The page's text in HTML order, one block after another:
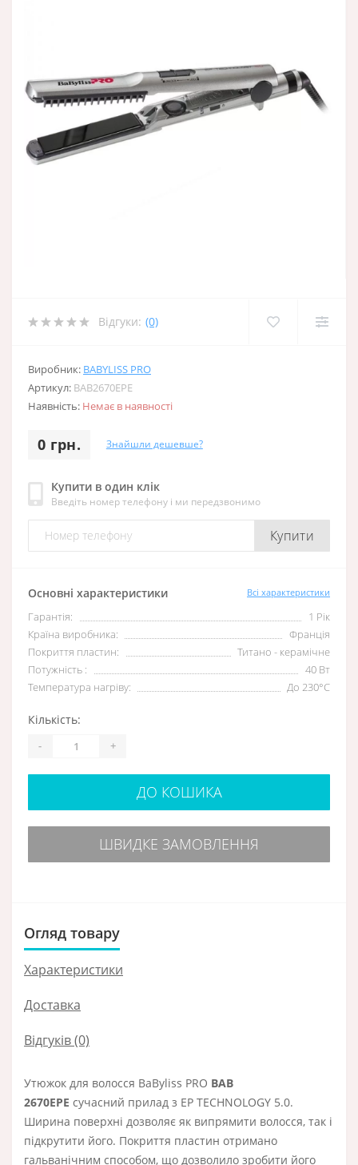
Відгуки: (0)
Виробник: BABYLISS PRO
Артикул: BAB2670EPE
Наявність: Немає в наявності
0 грн. Знайшли дешевше?
Купити в один клік
Введіть номер телефону і ми передзвонимо
Купити
Основні характеристики Всі характеристики
Гарантія:
1 Рік
Країна виробника:
Франція
Покриття пластин:
Титано - керамічне
Потужність :
40 Вт
Температура нагріву:
До 230°C
Кількість:
- +
ДО КОШИКА
ШВИДКЕ ЗАМОВЛЕННЯ
Огляд товару
Характеристики
Доставка
Відгуків (0)
Утюжок для волосся BaByliss PRO BAB
2670EPE сучасний прилад з EP TECHNOLOGY 5.0.
Ширина поверхні дозволяє як випрямити волосся, так і
підкрутити його. Покриття пластин отримано
гальванічним способом, що дозволило зробити його